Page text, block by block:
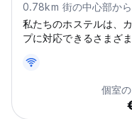
0.78km 街の中心部から
私たちのホステルは、
プに対応できるさまざ
個室